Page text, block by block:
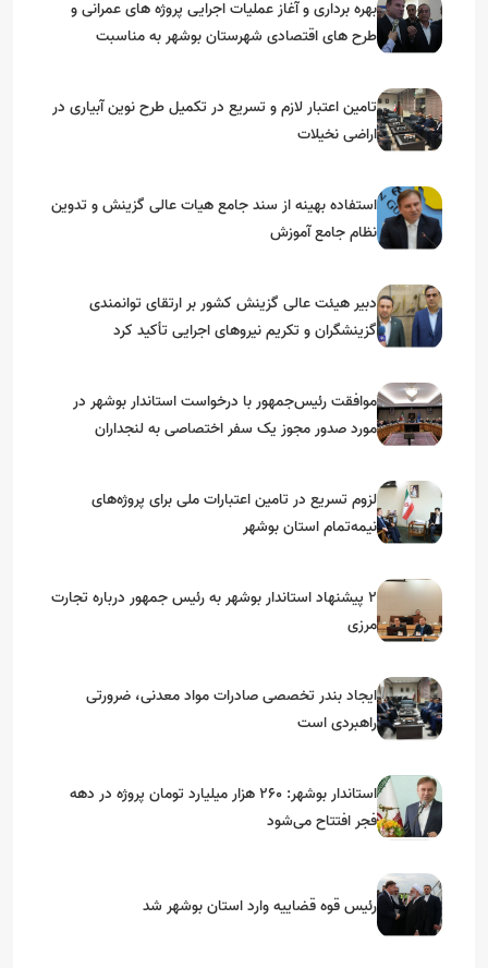
بهره برداری و آغاز عملیات اجرایی پروژه های عمرانی و
طرح های اقتصادی شهرستان بوشهر به مناسبت
تامین اعتبار لازم و تسریع در تکمیل طرح نوین آبیاری در
اراضی نخیلات
استفاده بهینه از سند جامع هیات عالی گزینش و‌ تدوین
نظام جامع آموزش
دبیر هیئت عالی گزینش کشور بر ارتقای توانمندی
گزینشگران و تکریم نیروهای اجرایی تأکید کرد
موافقت رئیس‌جمهور با درخواست استاندار بوشهر در
مورد صدور مجوز یک سفر اختصاصی به لنجداران
لزوم تسریع در تامین اعتبارات ملی برای پروژه‌های
نیمه‌تمام استان بوشهر
۲ پیشنهاد استاندار بوشهر به رئیس جمهور درباره تجارت
مرزی
ایجاد بندر تخصصی صادرات مواد معدنی، ضرورتی
راهبردی است
استاندار بوشهر: ۲۶۰ هزار میلیارد تومان پروژه در دهه
فجر افتتاح می‌شود
رئیس قوه قضاییه وارد استان بوشهر شد